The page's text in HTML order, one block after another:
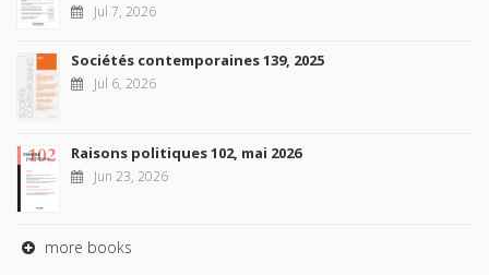
Jul 7, 2026
Sociétés contemporaines 139, 2025
Jul 6, 2026
Raisons politiques 102, mai 2026
Jun 23, 2026
more books